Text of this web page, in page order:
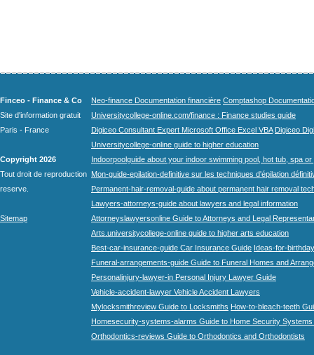
Finceo - Finance & Co
Site d'information gratuit
Paris - France
Copyright 2026
Tout droit de reproduction
reserve.
Sitemap
Neo-finance Documentation financière Comptashop
Universitycollege-online.com/finance : Finance studies guide
Digiceo Consultant Expert Microsoft Office Excel VBA Digiceo
Universitycollege-online guide to higher education
Indoorpoolguide about your indoor swimming pool, hot tub, spa
Mon-guide-epilation-definitive sur les techniques d'épilation
Permanent-hair-removal-guide about permanent hair removal
Lawyers-attorneys-guide about lawyers and legal information
Attorneyslawyersonline Guide to Attorneys and Legal
Arts.universitycollege-online guide to higher arts education
Best-car-insurance-guide Car Insurance Guide Ideas-for-
Funeral-arrangements-guide Guide to Funeral Homes and
Personalinjury-lawyer-in Personal Injury Lawyer Guide
Vehicle-accident-lawyer Vehicle Accident Lawyers
Mylocksmithreview Guide to Locksmiths How-to-bleach-teeth
Homesecurity-systems-alarms Guide to Home Security Systems
Orthodontics-reviews Guide to Orthodontics and Orthodontists